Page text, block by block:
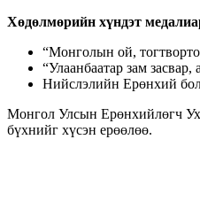
Хөдөлмөрийн хүндэт
“Монголын ой,
“Улаанбаатар зам
Нийслэлийн Ерөнхий
Монгол Улсын Ерөнхийлөгч
бүхнийг хүсэн ерөөлөө.